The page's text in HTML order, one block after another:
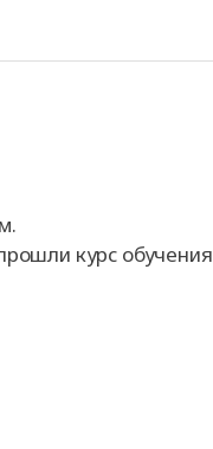
курс обучения